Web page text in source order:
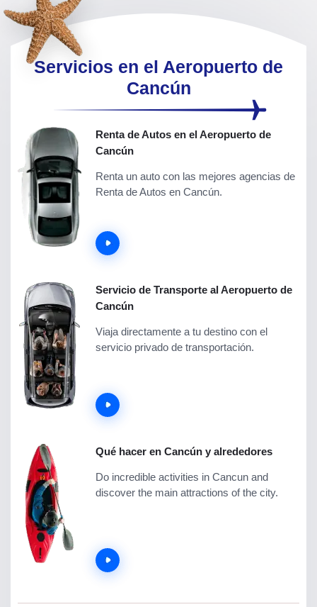
Servicios en el Aeropuerto de
Cancún
Renta de Autos en el Aeropuerto de
Cancún
Renta un auto con las mejores agencias de
Renta de Autos en Cancún.
Servicio de Transporte al Aeropuerto de
Cancún
Viaja directamente a tu destino con el
servicio privado de transportación.
Qué hacer en Cancún y alrededores
Do incredible activities in Cancun and
discover the main attractions of the city.